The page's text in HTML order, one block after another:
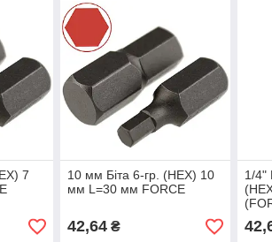
7
10 мм Біта 6-гр. (HEX) 10
мм L=30 мм FORCE
42,64₴
1/4"